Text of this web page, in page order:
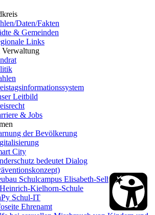
Daten/Fakten
& Gemeinden
Links
Leitbild
& Jobs
der Bevölkerung
City
bedeutet Dialog
Schulcampus Elisabeth-Selbert-Schule
Kielhorn-Schule
Schul-IT
Ehrenamt